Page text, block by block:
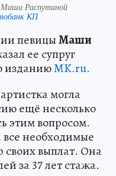
Маши Распутиной
КП
певицыМаши
ее супруг
изданиюMK.ru.
могла
ещё несколько
этим вопросом.
необходимые
своих выплат. Она
за 37 лет стажа.